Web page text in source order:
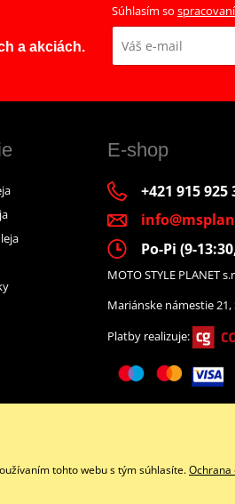
a akciách.
Súhlasím so
E-shop
+421 915 925
Po-Pi (9-
MOTO STYLE PLANET
Mariánske námestie
Platby realizuje:
tohto webu s tým súhlasíte.Ochrana